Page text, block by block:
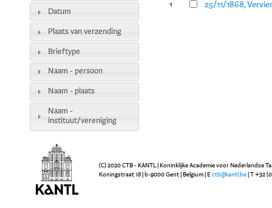
1 25/11/1868,
Datum
Plaats van verzending
Brieftype
Naam - persoon
Naam - plaats
Naam -
instituut/vereniging
(C) 2020 CTB - KANTL | Koninklijke Academie voor Nederlandse
Koningstraat 18 | b-9000 Gent | Belgium | E ctb@kantl.be | T +32